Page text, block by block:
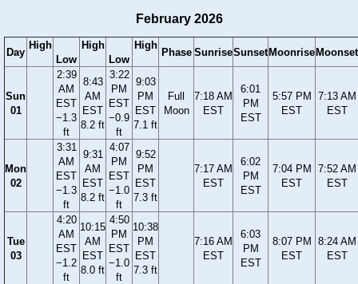
February 2026
Day
High
Low
High
Low
High
Phase SunriseSunset Moonrise Moonset
Sun
01
2:39
AM
EST
−1.3
ft
8:43
AM
EST
8.2 ft
3:22
PM
EST
−0.9
ft
9:03
PM
EST
7.1 ft
Full
Moon
7:18 AM
EST
6:01
PM
EST
5:57 PM
EST
7:13 AM
EST
Mon
02
3:31
AM
EST
−1.3
ft
9:31
AM
EST
8.2 ft
4:07
PM
EST
−1.0
ft
9:52
PM
EST
7.3 ft
7:17 AM
EST
6:02
PM
EST
7:04 PM
EST
7:52 AM
EST
Tue
03
4:20
AM
EST
−1.2
ft
10:15
AM
EST
8.0 ft
4:50
PM
EST
−1.0
ft
10:38
PM
EST
7.3 ft
7:16 AM
EST
6:03
PM
EST
8:07 PM
EST
8:24 AM
EST